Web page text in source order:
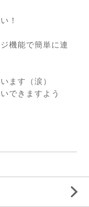
！
機能で簡単に連
ます（涙）
できますよう